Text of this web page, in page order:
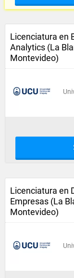
Licenciatura en
Analytics (La
Montevideo)
Licenciatura en
Empresas (La
Montevideo)